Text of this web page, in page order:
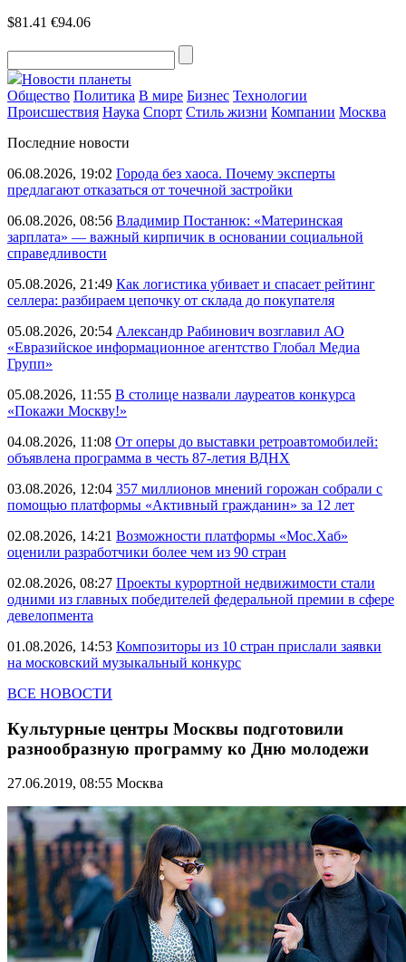
$81.41 €94.06
Новости планеты
Общество Политика В мире Бизнес Технологии
Происшествия Наука Спорт Стиль жизни Компании Москва
Последние новости
06.08.2026, 19:02 Города без хаоса. Почему эксперты
предлагают отказаться от точечной застройки
06.08.2026, 08:56 Владимир Постанюк: «Материнская
зарплата» — важный кирпичик в основании социальной
справедливости
05.08.2026, 21:49 Как логистика убивает и спасает рейтинг
селлера: разбираем цепочку от склада до покупателя
05.08.2026, 20:54 Александр Рабинович возглавил АО
«Евразийское информационное агентство Глобал Медиа
Групп»
05.08.2026, 11:55 В столице назвали лауреатов конкурса
«Покажи Москву!»
04.08.2026, 11:08 От оперы до выставки ретроавтомобилей:
объявлена программа в честь 87-летия ВДНХ
03.08.2026, 12:04 357 миллионов мнений горожан собрали с
помощью платформы «Активный гражданин» за 12 лет
02.08.2026, 14:21 Возможности платформы «Мос.Хаб»
оценили разработчики более чем из 90 стран
02.08.2026, 08:27 Проекты курортной недвижимости стали
одними из главных победителей федеральной премии в сфере
девелопмента
01.08.2026, 14:53 Композиторы из 10 стран прислали заявки
на московский музыкальный конкурс
ВСЕ НОВОСТИ
Культурные центры Москвы подготовили
разнообразную программу ко Дню молодежи
27.06.2019, 08:55 Москва